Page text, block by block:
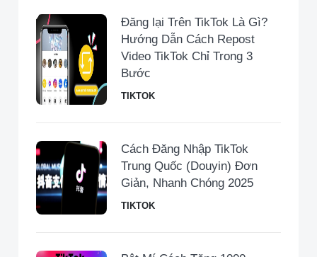
Đăng lại Trên TikTok Là Gì?
Hướng Dẫn Cách Repost
Video TikTok Chỉ Trong 3
Bước
TIKTOK
Cách Đăng Nhập TikTok
Trung Quốc (Douyin) Đơn
Giản, Nhanh Chóng 2025
TIKTOK